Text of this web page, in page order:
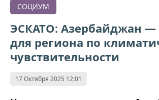
СОЦИУМ
ЭСКАТО: Азербайджан
для региона по
чувствительности
17 Октября 2025 12:01